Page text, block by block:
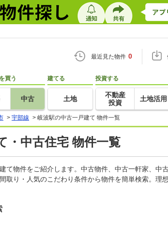
最近見た物件 0
買う
中古
建てる
土地
投資する
不動産
投資
土地活用
> 宇部線 > 岐波駅の中古一戸建て 物件一覧
・中古住宅 物件一覧
て物件をご紹介します。中古物件、中古一軒家、中
取り・人気のこだわり条件から物件を簡単検索。理